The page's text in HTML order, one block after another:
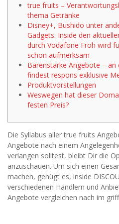
true fruits –
thema Getränke
Disney+, Bushido unter
Gadgets: Inside den
durch Vodafone Froh wird
schon aufmerksam
Bärenstarke Angebote – an
findest respons exklusive
Produktvorstellungen
Weswegen hat dieser
festen Preis?
Die Syllabus aller true fruits
Angebote nach einem
verlangen solltest, bleibt Dir die
anzuschauen. Um sich einen
machen, genügt es, inside
verschiedenen Händlern und
Angebote vergleichen nach im